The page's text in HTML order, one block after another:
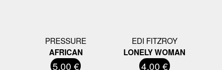
PRESSURE
AFRICAN
5.00 €
EDI FITZROY
LONELY WOMAN
4.00 €